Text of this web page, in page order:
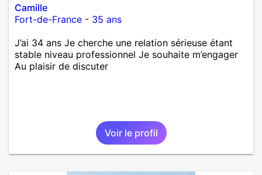
Camille
Fort-de-France - 35 ans
J’ai 34 ans Je cherche une relation sérieuse étant
stable niveau professionnel Je souhaite m’engager
Au plaisir de discuter
Voir le profil